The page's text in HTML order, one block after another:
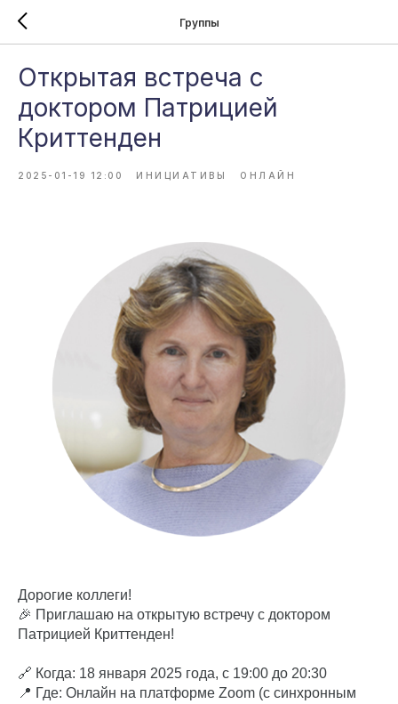
Группы
Открытая встреча с
доктором Патрицией
Криттенден
2025-01-19 12:00 ИНИЦИАТИВЫ ОНЛАЙН
Дорогие коллеги!
🎉 Приглашаю на открытую встречу с доктором
Патрицией Криттенден!
🔗 Когда: 18 января 2025 года, с 19:00 до 20:30
📍 Где: Онлайн на платформе Zoom (с синхронным